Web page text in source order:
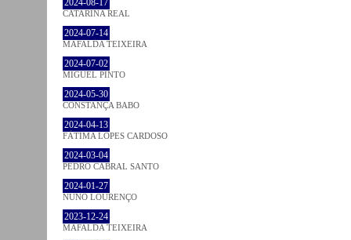
2024-08-17
CATARINA REAL
2024-07-14
MAFALDA TEIXEIRA
2024-07-02
MIGUEL PINTO
2024-05-30
CONSTANÇA BABO
2024-04-13
FÁTIMA LOPES CARDOSO
2024-03-04
PEDRO CABRAL SANTO
2024-01-27
NUNO LOURENÇO
2023-12-24
MAFALDA TEIXEIRA